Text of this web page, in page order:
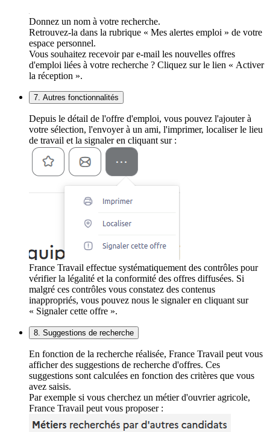
Donnez un nom à votre recherche.
Retrouvez-la dans la rubrique « Mes alertes emploi » de votre
espace personnel.
Vous souhaitez recevoir par e-mail les nouvelles offres
d'emploi liées à votre recherche ? Cliquez sur le lien « Activer
la réception ».
7. Autres fonctionnalités
Depuis le détail de l'offre d'emploi, vous pouvez l'ajouter à
votre sélection, l'envoyer à un ami, l'imprimer, localiser le lieu
de travail et la signaler en cliquant sur :
France Travail effectue systématiquement des contrôles pour
vérifier la légalité et la conformité des offres diffusées. Si
malgré ces contrôles vous constatez des contenus
inappropriés, vous pouvez nous le signaler en cliquant sur
« Signaler cette offre ».
8. Suggestions de recherche
En fonction de la recherche réalisée, France Travail peut vous
afficher des suggestions de recherche d'offres. Ces
suggestions sont calculées en fonction des critères que vous
avez saisis.
Par exemple si vous cherchez un métier d'ouvrier agricole,
France Travail peut vous proposer :